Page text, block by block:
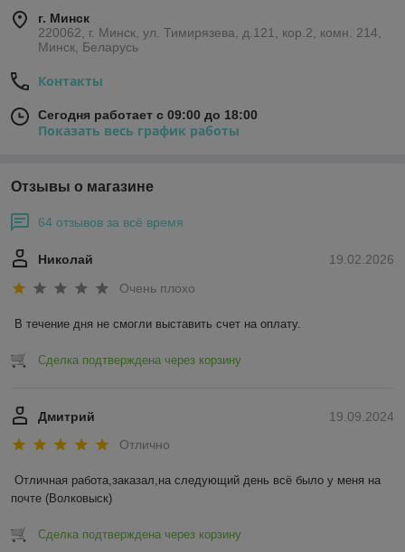
г. Минск
220062, г. Минск, ул. Тимирязева, д.121, кор.2, комн. 214,
Минск, Беларусь
Контакты
Сегодня работает с 09:00 до 18:00
Показать весь график работы
Отзывы о магазине
64 отзывов за всё время
19.02.2026
Николай
Очень плохо
В течение дня не смогли выставить счет на оплату.
Сделка подтверждена через корзину
19.09.2024
Дмитрий
Отлично
Отличная работа,заказал,на следующий день всё было у меня на
почте (Волковыск)
Сделка подтверждена через корзину